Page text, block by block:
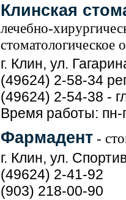
Клинская
лечебно-
стоматологическое
г. Клин, ул.
(49624) 2-58-34
(49624) 2-54-38 -
Время работы: пн-
Фармадент -
г. Клин, ул.
(49624) 2-41-92
(903) 218-00-90